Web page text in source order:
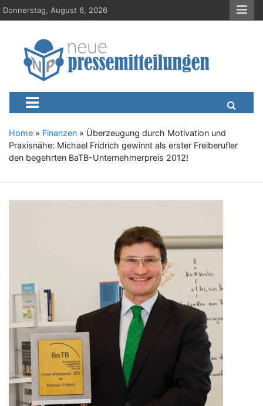
S
k
Donnerstag, August 6, 2026
Neue-
Presseportal, Nachrichten, News, Meldungen, Wirtschaft
Home » Finanzen » Überzeugung durch Motivation und
Praxisnähe: Michael Fridrich gewinnt als erster Freiberufler
den begehrten BaTB-Unternehmerpreis 2012!